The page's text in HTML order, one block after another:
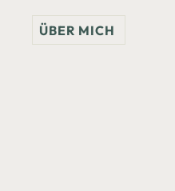
ÜBER MICH